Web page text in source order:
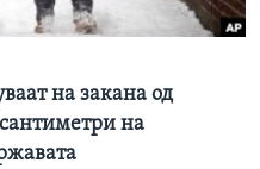
на закана од
на